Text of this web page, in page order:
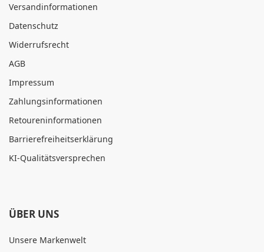
Versandinformationen
Datenschutz
Widerrufsrecht
AGB
Impressum
Zahlungsinformationen
Retoureninformationen
Barrierefreiheitserklärung
KI-Qualitätsversprechen
ÜBER UNS
Unsere Markenwelt